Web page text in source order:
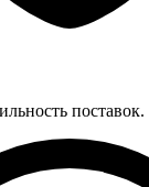
поставок.